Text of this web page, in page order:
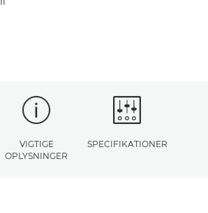
VIGTIGE
OPLYSNINGER
SPECIFIKATIONER